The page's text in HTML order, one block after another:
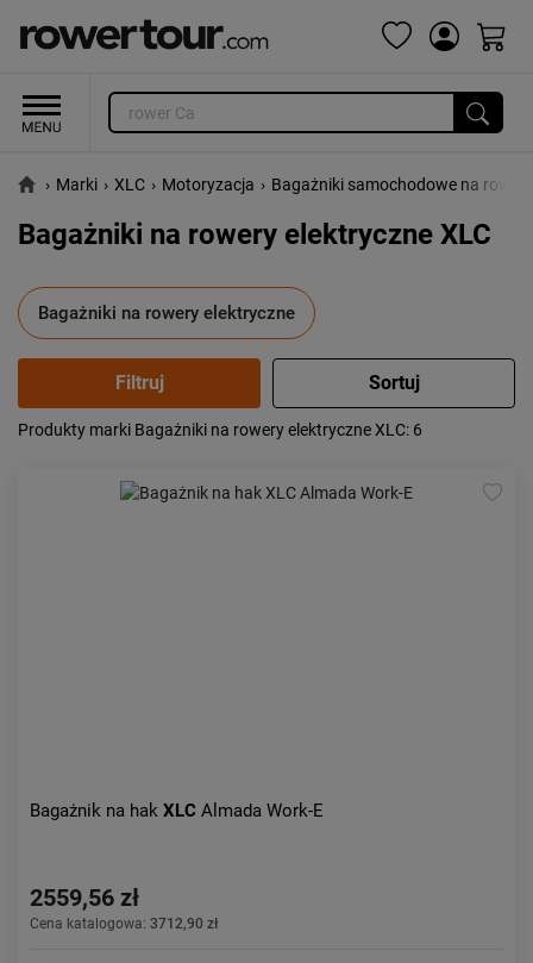
› Marki › XLC › Motoryzacja › Bagażniki samochodowe na rowery
Bagażniki na rowery elektryczne XLC
Bagażniki na rowery elektryczne
Popularność:
od najwyższej
Produkty marki Bagażniki na rowery elektryczne XLC: 6
Bagażnik na hak XLC Almada Work-E
2559,56 zł
Cena katalogowa: 3712,90 zł